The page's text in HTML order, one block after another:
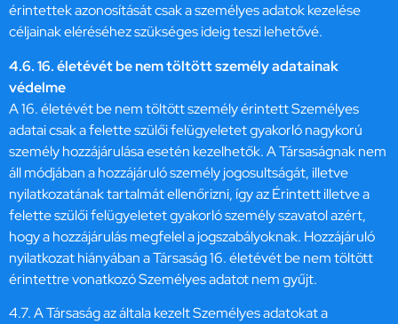
érintettek azonosítását csak a személyes adatok kezelése
céljainak eléréséhez szükséges ideig teszi lehetővé.
4.6. 16. életévét be nem töltött személy adatainak
védelme
A 16. életévét be nem töltött személy érintett Személyes
adatai csak a felette szülői felügyeletet gyakorló nagykorú
személy hozzájárulása esetén kezelhetők. A Társaságnak nem
áll módjában a hozzájáruló személy jogosultságát, illetve
nyilatkozatának tartalmát ellenőrizni, így az Érintett illetve a
felette szülői felügyeletet gyakorló személy szavatol azért,
hogy a hozzájárulás megfelel a jogszabályoknak. Hozzájáruló
nyilatkozat hiányában a Társaság 16. életévét be nem töltött
érintettre vonatkozó Személyes adatot nem gyűjt.
4.7. A Társaság az általa kezelt Személyes adatokat a